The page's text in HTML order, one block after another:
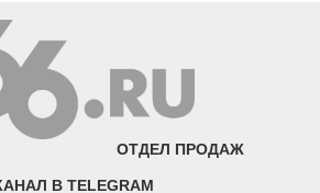
ОТДЕЛ ПРОДАЖ
В TELEGRAM